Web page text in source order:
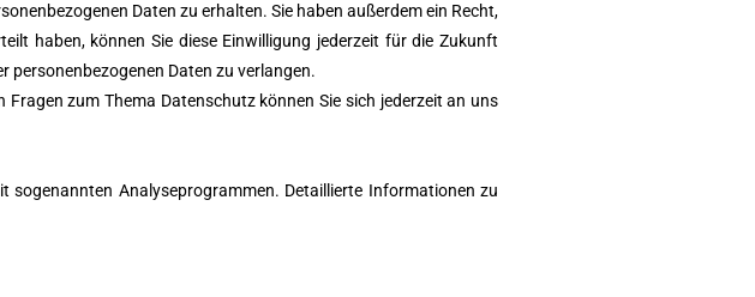
Daten zu erhalten. Sie haben außerdem ein Recht,
haben, können Sie diese Einwilligung jederzeit für die Zukunft
personenbezogenen Daten zu verlangen.
zum Thema Datenschutz können Sie sich jederzeit an uns
sogenannten Analyseprogrammen. Detaillierte Informationen zu